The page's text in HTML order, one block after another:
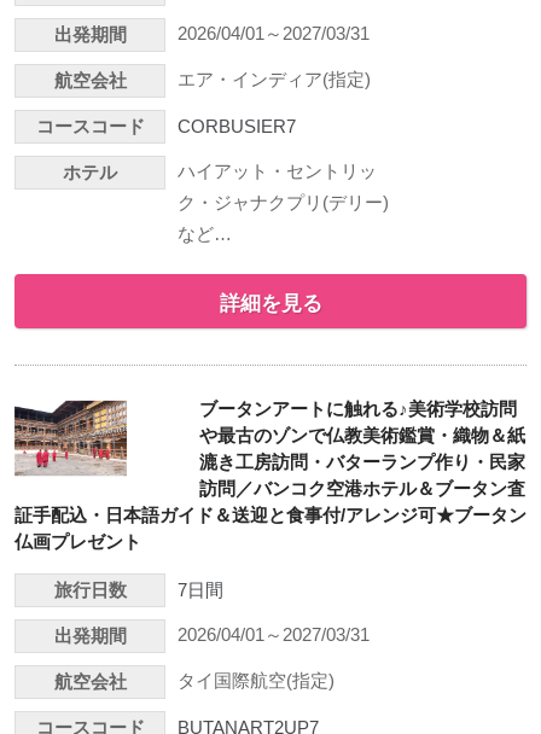
出発期間 2026/04/01～2027/03/31
航空会社 エア・インディア(指定)
コースコード CORBUSIER7
ホテル
ハイアット・セントリッ
ク・ジャナクプリ(デリー)
など…
詳細を見る
ブータンアートに触れる♪美術学校訪問
や最古のゾンで仏教美術鑑賞・織物＆紙
漉き工房訪問・バターランプ作り・民家
訪問／バンコク空港ホテル＆ブータン査
証手配込・日本語ガイド＆送迎と食事付/アレンジ可★ブータン
仏画プレゼント
旅行日数 7日間
出発期間 2026/04/01～2027/03/31
航空会社 タイ国際航空(指定)
コースコード BUTANART2UP7